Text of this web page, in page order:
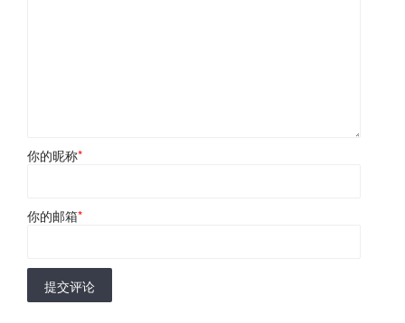
你的昵称*
你的邮箱*
提交评论